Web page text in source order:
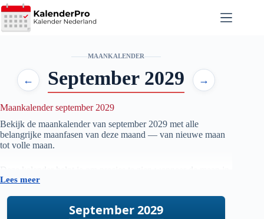
Ga
naar
de
MAANKALENDER
← September 2029 →
Maankalender september 2029
Bekijk de maankalender van september 2029 met alle
belangrijke maanfasen van deze maand — van nieuwe maan
tot volle maan.
Deze kalender helpt je om precies te zien wanneer de maan in
welke fase staat, handig voor iedereen die geïnteresseerd is in
weten wanneer de volgende volle maan zichtbaar is.
Lees meer
September 2029